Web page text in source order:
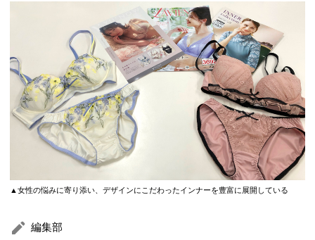
▲女性の悩みに寄り添い、デザインにこだわったインナーを豊富に展開している
編集部